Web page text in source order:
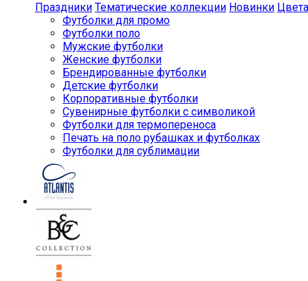
Праздники Тематические коллекции Новинки Цвета
Футболки для промо
Футболки поло
Мужские футболки
Женские футболки
Брендированные футболки
Детские футболки
Корпоративные футболки
Сувенирные футболки с символикой
Футболки для термопереноса
Печать на поло рубашках и футболках
Футболки для сублимации